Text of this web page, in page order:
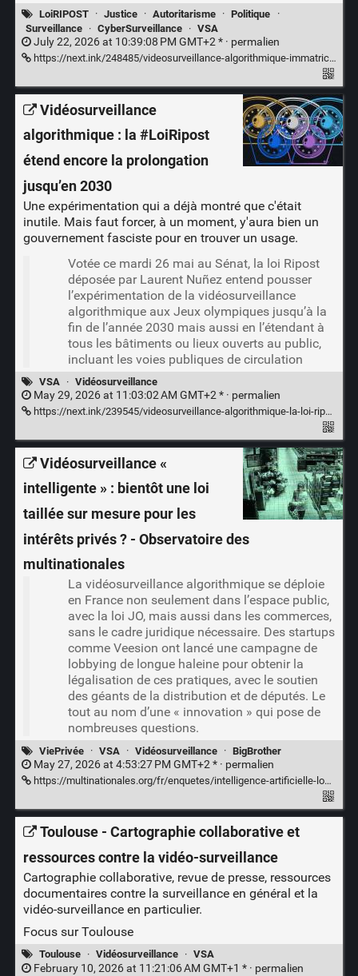
LoiRIPOST · Justice · Autoritarisme · Politique
·
Surveillance
· CyberSurveillance · VSA
July 22, 2026 at 10:39:08 PM GMT+2 * · permalien
https://next.ink/248485/videosurveillance-algorithmique-immatriculation-la-loi-ripost-ouvre-les-vannes/
Vidéosurveillance
algorithmique : la #LoiRipost
étend encore la prolongation
jusqu’en 2030
Une expérimentation qui a déjà montré que c'était
inutile. Mais faut forcer, à un moment, y'aura bien un
gouvernement fasciste pour en trouver un usage.
Votée ce mardi 26 mai au Sénat, la loi Ripost
déposée par Laurent Nuñez entend pousser
l’expérimentation de la vidéosurveillance
algorithmique aux Jeux olympiques jusqu’à la
fin de l’année 2030 mais aussi en l’étendant à
tous les bâtiments ou lieux ouverts au public,
incluant les voies publiques de circulation
VSA · Vidéosurveillance
May 29, 2026 at 11:03:02 AM GMT+2 * · permalien
https://next.ink/239545/videosurveillance-algorithmique-la-loi-ripost-etend-encore-la-prolongation-jusquen-2030/
Vidéosurveillance «
intelligente » : bientôt une loi
taillée sur mesure pour les
intérêts privés ? - Observatoire des
multinationales
La vidéosurveillance algorithmique se déploie
en France non seulement dans l’espace public,
avec la loi JO, mais aussi dans les commerces,
sans le cadre juridique nécessaire. Des startups
comme Veesion ont lancé une campagne de
lobbying de longue haleine pour obtenir la
légalisation de ces pratiques, avec le soutien
des géants de la distribution et de députés. Le
tout au nom d’une « innovation » qui pose de
nombreuses questions.
ViePrivée · VSA · Vidéosurveillance · BigBrother
May 27, 2026 at 4:53:27 PM GMT+2 * · permalien
https://multinationales.org/fr/enquetes/intelligence-artificielle-lobbying-et-conflits-d-interets/videosurveillance-intelligente-bientot-une-loi-taillee-sur-mesure-pour-les
Toulouse - Cartographie collaborative et
ressources contre la vidéo-surveillance
Cartographie collaborative, revue de presse, ressources
documentaires contre la surveillance en général et la
vidéo-surveillance en particulier.
Focus sur Toulouse
Toulouse · Vidéosurveillance · VSA
February 10, 2026 at 11:21:06 AM GMT+1 * · permalien